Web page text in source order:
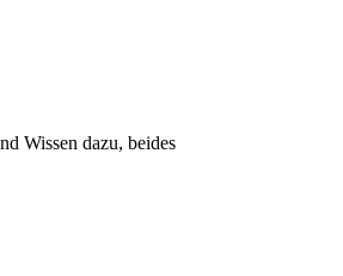
Wissen dazu, beides